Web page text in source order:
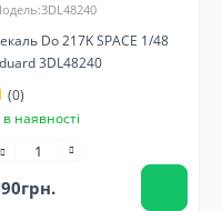
Do 217K SPACE 1/48
3DL48240
(0)
наявності